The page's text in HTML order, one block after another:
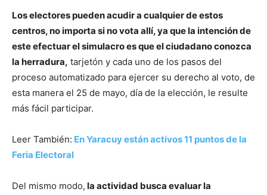
Los electores pueden acudir a cualquier de estos
centros, no importa si no vota allí, ya que la intención de
este efectuar el simulacro es que el ciudadano conozca
la herradura, tarjetón y cada uno de los pasos del
proceso automatizado para ejercer su derecho al voto, de
esta manera el 25 de mayo, día de la elección, le resulte
más fácil participar.
Leer También: En Yaracuy están activos 11 puntos de la
Feria Electoral
Del mismo modo, la actividad busca evaluar la